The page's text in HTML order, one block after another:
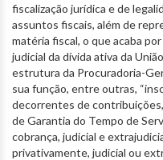
fiscalização jurídica e de
assuntos fiscais, além de
matéria fiscal, o que acaba
judicial da dívida ativa da
estrutura da Procuradoria-
sua função, entre outras,
decorrentes de
de Garantia do Tempo de
cobrança, judicial e
privativamente, judicial ou